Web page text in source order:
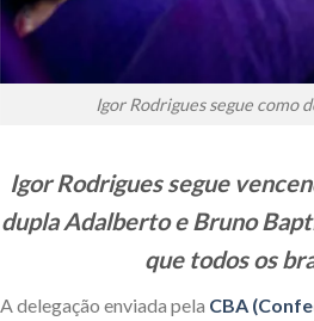
Igor Rodrigues segue como
Igor Rodrigues segue
dupla Adalberto e Bruno
que todos os
A delegação enviada pela CBA